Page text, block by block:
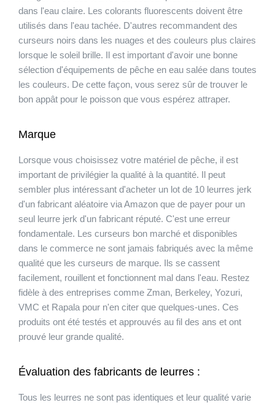
dans l'eau claire. Les colorants fluorescents doivent être
utilisés dans l'eau tachée. D'autres recommandent des
curseurs noirs dans les nuages et des couleurs plus claires
lorsque le soleil brille. Il est important d'avoir une bonne
sélection d'équipements de pêche en eau salée dans toutes
les couleurs. De cette façon, vous serez sûr de trouver le
bon appât pour le poisson que vous espérez attraper.
Marque
Lorsque vous choisissez votre matériel de pêche, il est
important de privilégier la qualité à la quantité. Il peut
sembler plus intéressant d'acheter un lot de 10 leurres jerk
d'un fabricant aléatoire via Amazon que de payer pour un
seul leurre jerk d'un fabricant réputé. C'est une erreur
fondamentale. Les curseurs bon marché et disponibles
dans le commerce ne sont jamais fabriqués avec la même
qualité que les curseurs de marque. Ils se cassent
facilement, rouillent et fonctionnent mal dans l'eau. Restez
fidèle à des entreprises comme Zman, Berkeley, Yozuri,
VMC et Rapala pour n'en citer que quelques-unes. Ces
produits ont été testés et approuvés au fil des ans et ont
prouvé leur grande qualité.
Évaluation des fabricants de leurres :
Tous les leurres ne sont pas identiques et leur qualité varie